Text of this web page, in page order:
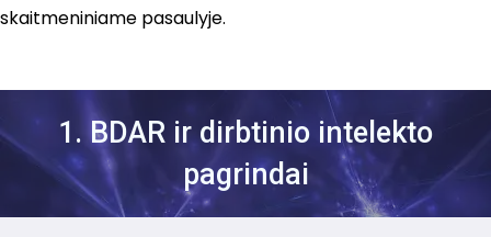
skaitmeniniame pasaulyje.
1. BDAR ir dirbtinio intelekto
pagrindai